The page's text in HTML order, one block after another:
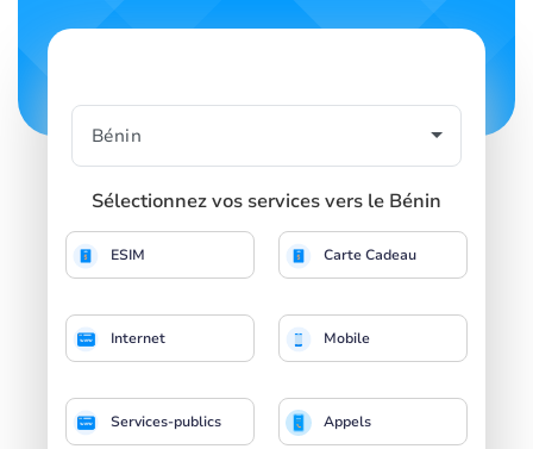
Sélectionnez vos services vers le Bénin
ESIM Carte Cadeau
Internet Mobile
Services-publics Appels